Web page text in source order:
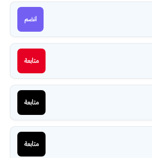
انضم
متابعة
متابعة
متابعة